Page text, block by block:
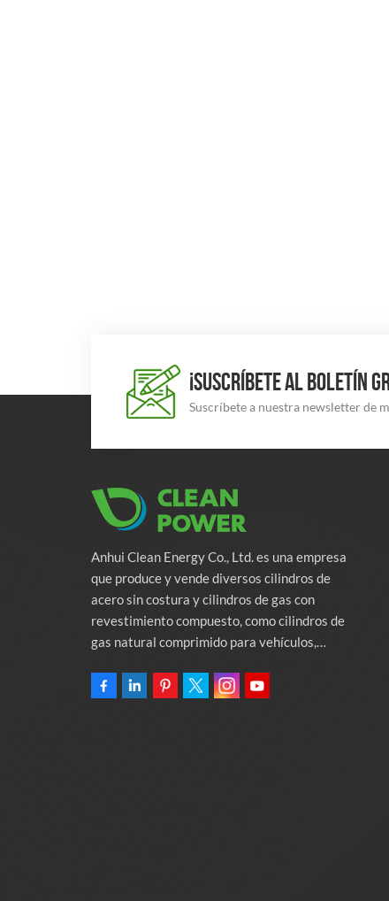
¡SUSCRÍBETE AL BOLETÍN
Suscríbete a nuestra newsletter de
Anhui Clean Energy Co., Ltd. es una empresa
que produce y vende diversos cilindros de
acero sin costura y cilindros de gas con
revestimiento compuesto, como cilindros de
gas natural comprimido para vehículos,
incendios. La empresa se compromete a